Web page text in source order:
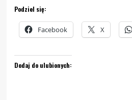
Podziel się:
Facebook X
Dodaj do ulubionych: